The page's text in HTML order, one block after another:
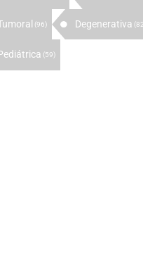
(96) Degenerativa
(59)